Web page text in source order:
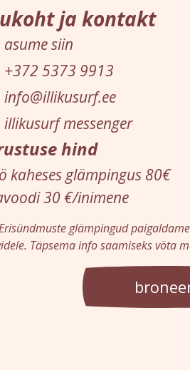
ja kontakt
asume siin
+372 5373 9913
info@illikusurf.ee
illikusurf messenger
hind
kaheses glämpingus 80€
30 €/inimene
glämpingud
Täpsema info saamiseks vöta